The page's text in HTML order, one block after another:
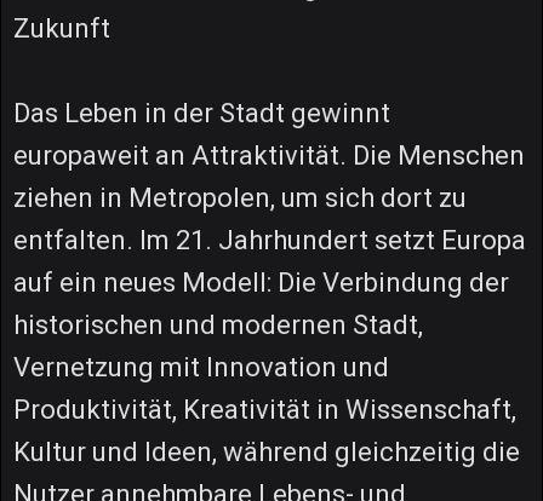
Zukunft
Das Leben in der Stadt gewinnt
europaweit an Attraktivität. Die Menschen
ziehen in Metropolen, um sich dort zu
entfalten. Im 21. Jahrhundert setzt Europa
auf ein neues Modell: Die Verbindung der
historischen und modernen Stadt,
Vernetzung mit Innovation und
Produktivität, Kreativität in Wissenschaft,
Kultur und Ideen, während gleichzeitig die
Nutzer annehmbare Lebens- und